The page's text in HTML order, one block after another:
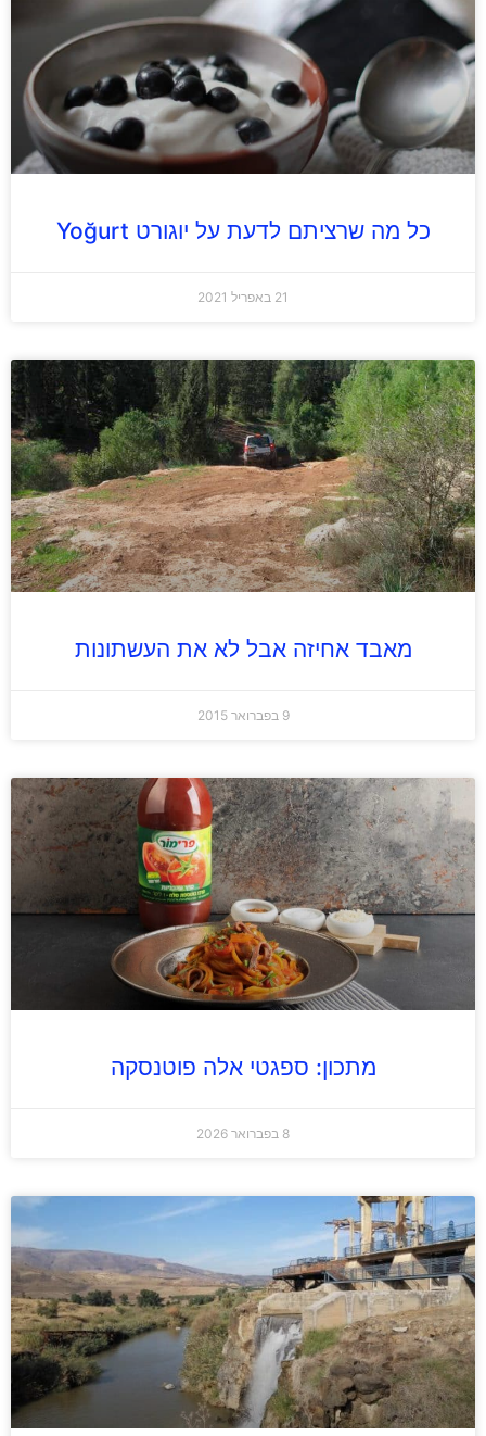
כל מה שרציתם לדעת על יוגורט Yoğurt
21 באפריל 2021
מאבד אחיזה אבל לא את העשתונות
9 בפברואר 2015
מתכון: ספגטי אלה פוטנסקה
8 בפברואר 2026